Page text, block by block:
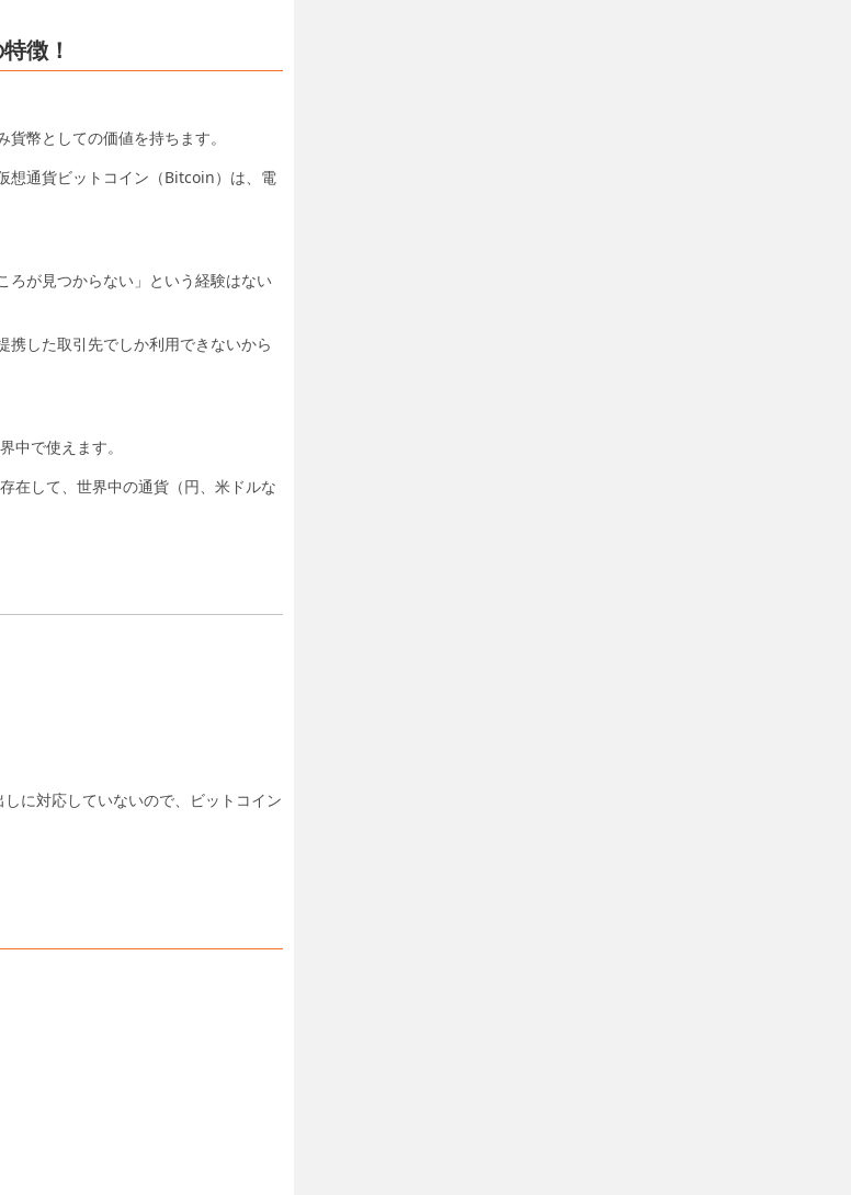
徴！
幣としての価値を持ちます。
想通貨ビットコイン（Bitcoin）は、電
が見つからない」という経験はない
携した取引先でしか利用できないから
で使えます。
在して、世界中の通貨（円、米ドルな
に対応していないので、ビットコイン